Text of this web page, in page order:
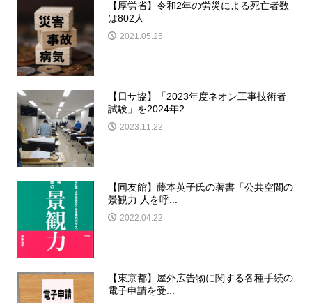
【厚労省】令和2年の労災による死亡者数
は802人
2021.05.25
【日サ協】「2023年度ネオン工事技術者
試験」を2024年2...
2023.11.22
【同友館】藤本英子氏の著書「公共空間の
景観力 人を呼...
2022.04.22
【東京都】屋外広告物に関する各種手続の
電子申請を受...